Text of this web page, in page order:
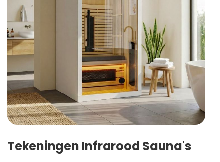
Tekeningen Infrarood Sauna's